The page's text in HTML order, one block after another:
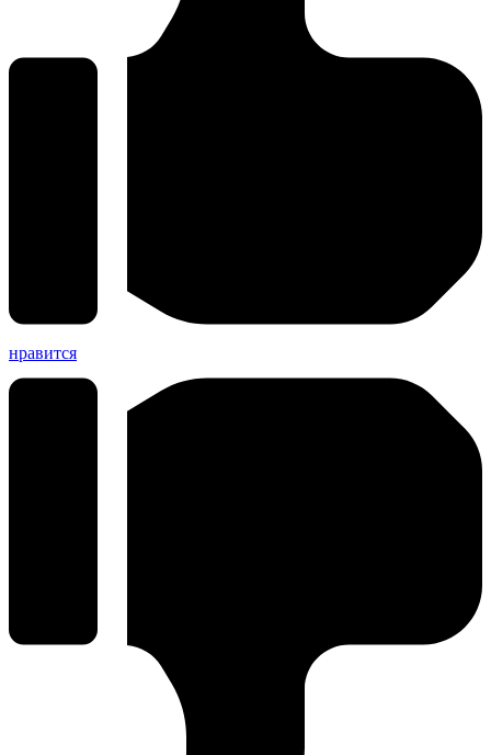
нравится